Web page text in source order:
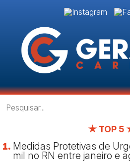
★ TOP 5
Medidas Protetivas de
mil no RN entre janeiro e